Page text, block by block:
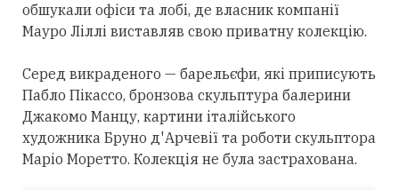
обшукали офіси та лобі, де власник компанії
Мауро Ліллі виставляв свою приватну колекцію.
Серед викраденого — барельєфи, які приписують
Пабло Пікассо, бронзова скульптура балерини
Джакомо Манцу, картини італійського
художника Бруно д'Арчевії та роботи скульптора
Маріо Моретто. Колекція не була застрахована.